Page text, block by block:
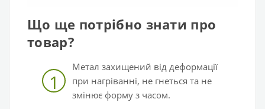
Що ще потрібно знати про
товар?
1
Метал захищений від деформації
при нагріванні, не гнеться та не
змінює форму з часом.